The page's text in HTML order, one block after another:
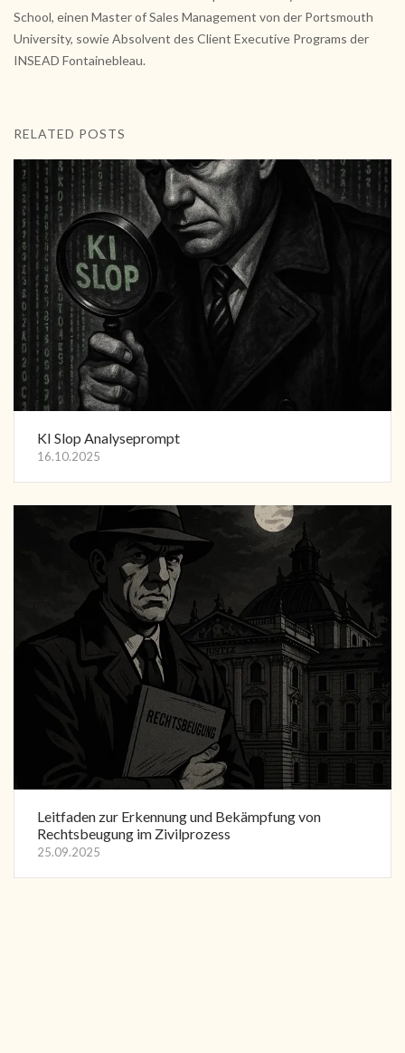
School, einen Master of Sales Management von der Portsmouth
University, sowie Absolvent des Client Executive Programs der
INSEAD Fontainebleau.
RELATED POSTS
KI Slop Analyseprompt
16.10.2025
Leitfaden zur Erkennung und Bekämpfung von
Rechtsbeugung im Zivilprozess
25.09.2025